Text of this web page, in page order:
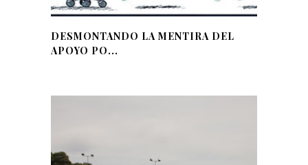
DESMONTANDO LA MENTIRA DEL
APOYO PO...